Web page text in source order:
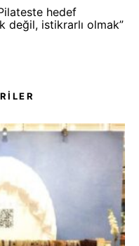
hedef
değil, istikrarlı olmak”